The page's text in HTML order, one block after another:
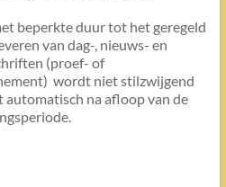
beperkte duur tot het geregeld
van dag-, nieuws- en
(proef- of
wordt niet stilzwijgend
na afloop van de